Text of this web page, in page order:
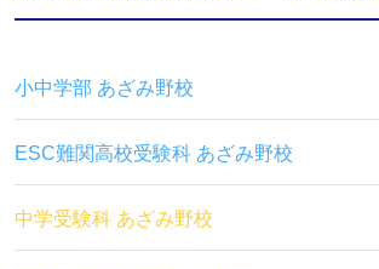
小中学部 あざみ野校
ESC難関高校受験科 あざみ野校
中学受験科 あざみ野校